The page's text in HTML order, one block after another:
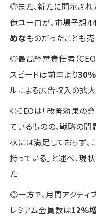
◎また、新たに開示さ
億ユーロが、市場予想
めなものだったことも
◎最高経営責任者（
スピードは前年より30
ルによる広告収入の拡
◎CEOは「改善効果の
ているものの、戦略の問
状には満足しておらず
持っている」と述べ、現
た
◎一方で、月間アクティ
レミアム会員数は12%増